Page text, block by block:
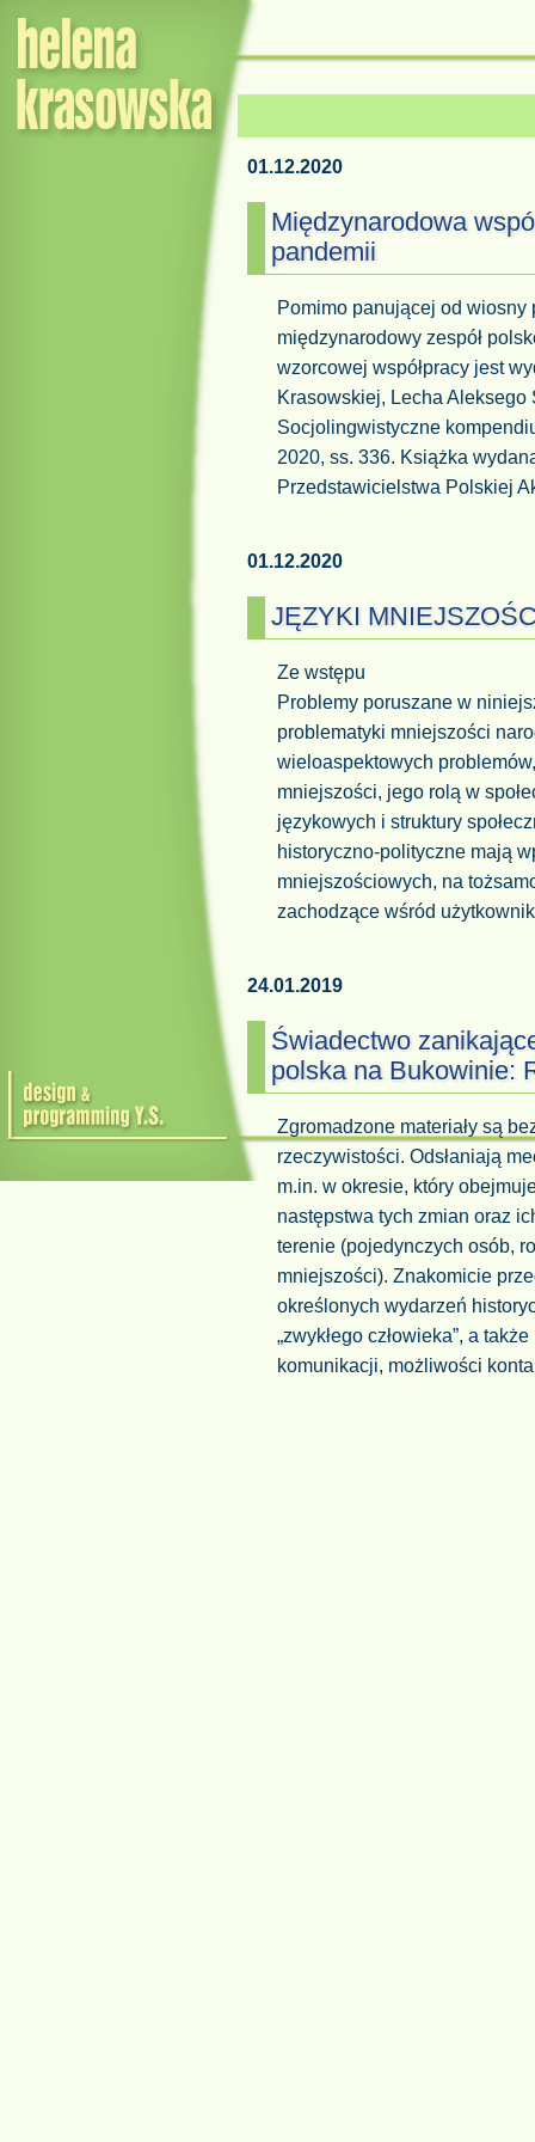
01.12.2020
Międzynarodowa
pandemii
Pomimo panującej od
międzynarodowy zespół
wzorcowej współpracy jest
Krasowskiej, Lecha Aleksego
Socjolingwistyczne
2020, ss. 336. Książka
Przedstawicielstwa Polskiej
01.12.2020
JĘZYKI
Ze wstępu
Problemy poruszane w
problematyki mniejszości
wieloaspektowych
mniejszości, jego rolą w
językowych i struktury
historyczno-polityczne mają
mniejszościowych, na
zachodzące wśród
24.01.2019
Świadectwo
polska na Bukowinie:
Zgromadzone materiały są
rzeczywistości. Odsłaniają
m.in. w okresie, który
następstwa tych zmian oraz
terenie (pojedynczych osób,
mniejszości). Znakomicie
określonych wydarzeń
„zwykłego człowieka”, a
komunikacji, możliwości